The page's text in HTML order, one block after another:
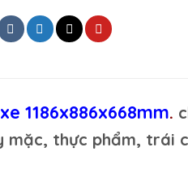
1186x886x668mm.
mặc, thực phẩm, trái